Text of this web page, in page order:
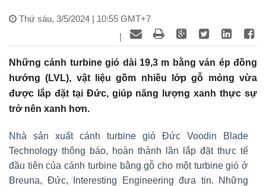
Thứ sáu, 3/5/2024 | 10:55 GMT+7
|
Những cánh turbine gió dài 19,3 m bằng ván ép đồng
hướng (LVL), vật liệu gồm nhiều lớp gỗ mỏng vừa
được lắp đặt tại Đức, giúp năng lượng xanh thực sự
trở nên xanh hơn.
Nhà sản xuất cánh turbine gió Đức Voodin Blade
Technology thông báo, hoàn thành lần lắp đặt thực tế
đầu tiên của cánh turbine bằng gỗ cho một turbine gió ở
Breuna, Đức, Interesting Engineering đưa tin. Những